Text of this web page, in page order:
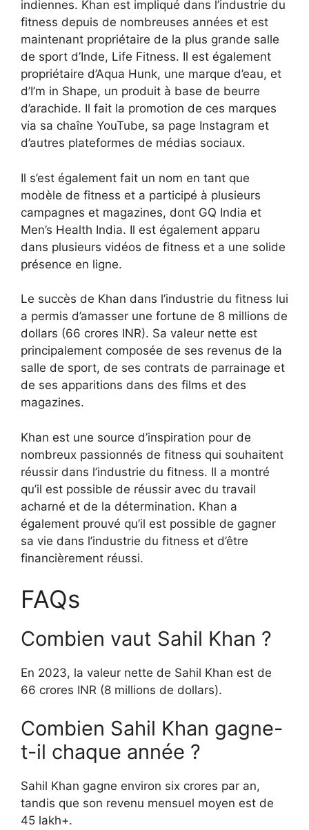
indiennes. Khan est impliqué dans l’industrie du
fitness depuis de nombreuses années et est
maintenant propriétaire de la plus grande salle
de sport d’Inde, Life Fitness. Il est également
propriétaire d’Aqua Hunk, une marque d’eau, et
d’I’m in Shape, un produit à base de beurre
d’arachide. Il fait la promotion de ces marques
via sa chaîne YouTube, sa page Instagram et
d’autres plateformes de médias sociaux.
Il s’est également fait un nom en tant que
modèle de fitness et a participé à plusieurs
campagnes et magazines, dont GQ India et
Men’s Health India. Il est également apparu
dans plusieurs vidéos de fitness et a une solide
présence en ligne.
Le succès de Khan dans l’industrie du fitness lui
a permis d’amasser une fortune de 8 millions de
dollars (66 crores INR). Sa valeur nette est
principalement composée de ses revenus de la
salle de sport, de ses contrats de parrainage et
de ses apparitions dans des films et des
magazines.
Khan est une source d’inspiration pour de
nombreux passionnés de fitness qui souhaitent
réussir dans l’industrie du fitness. Il a montré
qu’il est possible de réussir avec du travail
acharné et de la détermination. Khan a
également prouvé qu’il est possible de gagner
sa vie dans l’industrie du fitness et d’être
financièrement réussi.
FAQs
Combien vaut Sahil Khan ?
En 2023, la valeur nette de Sahil Khan est de
66 crores INR (8 millions de dollars).
Combien Sahil Khan gagne-
t-il chaque année ?
Sahil Khan gagne environ six crores par an,
tandis que son revenu mensuel moyen est de
45 lakh+.